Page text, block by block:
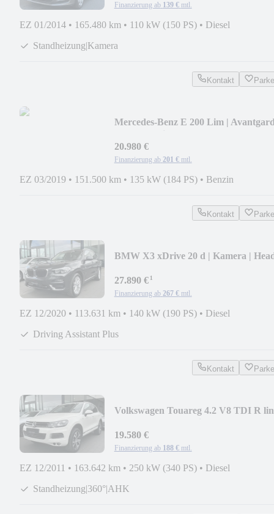
Finanzierung ab 139 € mtl.
EZ 01/2014 • 165.480 km • 110 kW (150 PS) • Diesel
Standheizung|Kamera
Kontakt
Mercedes-Benz E 200 Lim |
20.980 €
Finanzierung ab 201 € mtl.
EZ 03/2019 • 151.500 km • 135 kW (184 PS) • Benzin
Kontakt
BMW X3 xDrive 20 d | Kamera |
27.890 €¹
Finanzierung ab 267 € mtl.
EZ 12/2020 • 113.631 km • 140 kW (190 PS) • Diesel
Driving Assistant Plus
Kontakt
Volkswagen Touareg 4.2 V8 TDI R
19.580 €
Finanzierung ab 188 € mtl.
EZ 12/2011 • 163.642 km • 250 kW (340 PS) • Diesel
Standheizung|360°|AHK